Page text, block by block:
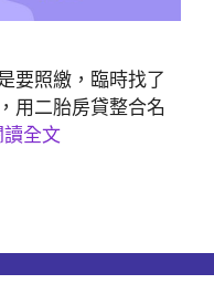
要照繳，臨時找了
用二胎房貸整合名
讀全文